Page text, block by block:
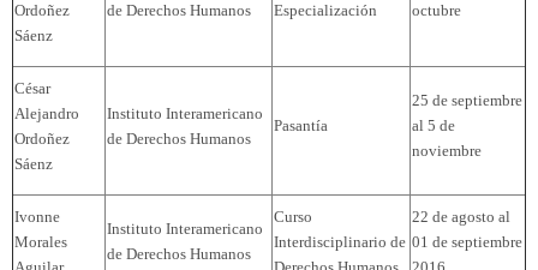
Ordoñez
Sáenz
de Derechos Humanos
Especialización
octubre
César
Alejandro
Ordoñez
Sáenz
Instituto Interamericano
de Derechos Humanos
Pasantía
25 de septiembre
al 5 de
noviembre
Ivonne
Morales
Instituto Interamericano
de Derechos Humanos
Curso
Interdisciplinario de
22 de agosto al
01 de septiembre